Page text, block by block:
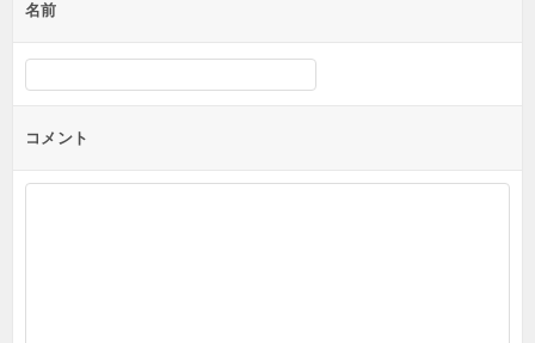
ー
シ
ョ
ン
名前
コメント